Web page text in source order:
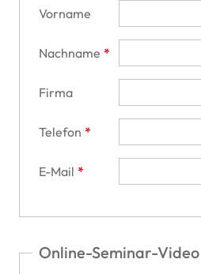
Vorname
Nachname
Firma
Telefon
E-Mail
Online-Seminar-Video